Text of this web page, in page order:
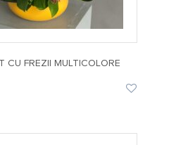
CU FREZII MULTICOLORE